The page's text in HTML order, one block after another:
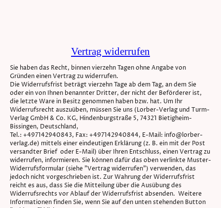
Vertrag widerrufen
Sie haben das Recht, binnen vierzehn Tagen ohne Angabe von
Gründen einen Vertrag zu widerrufen.
Die Widerrufsfrist beträgt vierzehn Tage ab dem Tag, an dem Sie
oder ein von Ihnen benannter Dritter, der nicht der Beförderer ist,
die letzte Ware in Besitz genommen haben bzw. hat. Um Ihr
Widerrufsrecht auszuüben, müssen Sie uns (Lorber-Verlag und Turm-
Verlag GmbH & Co. KG, Hindenburgstraße 5, 74321 Bietigheim-
Bissingen, Deutschland,
Tel.: +497142940843, Fax: +497142940844, E-Mail: info@lorber-
verlag.de) mittels einer eindeutigen Erklärung (z. B. ein mit der Post
versandter Brief oder E-Mail) über Ihren Entschluss, einen Vertrag zu
widerrufen, informieren. Sie können dafür das oben verlinkte Muster-
Widerrufsformular (siehe "Vertrag widerrufen") verwenden, das
jedoch nicht vorgeschrieben ist. Zur Wahrung der Widerrufsfrist
reicht es aus, dass Sie die Mitteilung über die Ausübung des
Widerrufsrechts vor Ablauf der Widerrufsfrist absenden. Weitere
Informationen finden Sie, wenn Sie auf den unten stehenden Button